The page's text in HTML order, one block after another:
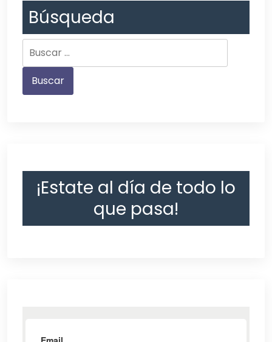
Búsqueda
¡Estate al día de todo lo
que pasa!